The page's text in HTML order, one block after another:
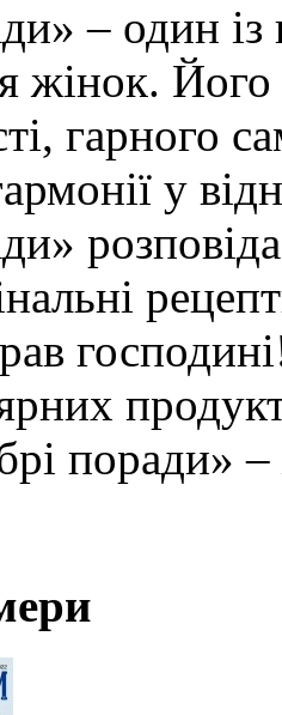
– один
жінок. Його
гарного
у
поради»